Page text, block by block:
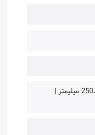
طول: 363.4 میلیمتر | عرض: 250.5 میلیمتر |